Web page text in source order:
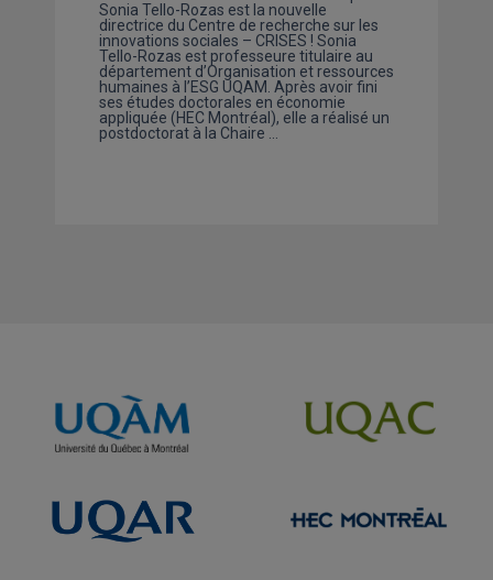
Sonia Tello-Rozas est la nouvelle
directrice du Centre de recherche sur les
innovations sociales – CRISES ! Sonia
Tello-Rozas est professeure titulaire au
département d’Organisation et ressources
humaines à l’ESG UQAM. Après avoir fini
ses études doctorales en économie
appliquée (HEC Montréal), elle a réalisé un
postdoctorat à la Chaire …